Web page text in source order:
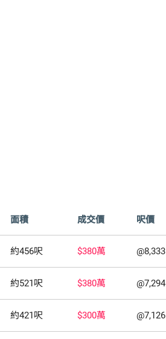
面積 成交價 呎價
約456呎 $380萬 @8,333
約521呎 $380萬 @7,294
約421呎 $300萬 @7,126